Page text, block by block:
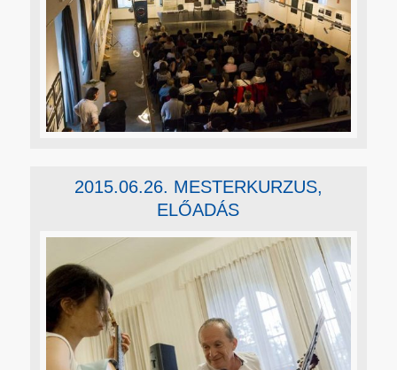
2015.06.26. MESTERKURZUS,
ELŐADÁS